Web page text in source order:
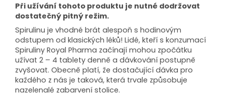
Při užívání tohoto produktu je nutné dodržovat
dostatečný pitný režim.
Spirulinu je vhodné brát alespoň s hodinovým
odstupem od klasických léků! Lidé, kteří s konzumací
Spiruliny Royal Pharma začínají mohou zpočátku
užívat 2 – 4 tablety denně a dávkování postupně
zvyšovat. Obecně platí, že dostačující dávka pro
každého z nás je taková, která trvale způsobuje
nazelenalé zabarvení stolice.